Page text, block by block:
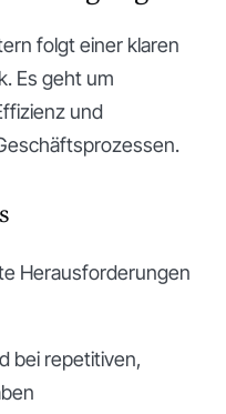
folgt einer klaren
Es geht um
und
Herausforderungen
bei repetitiven,